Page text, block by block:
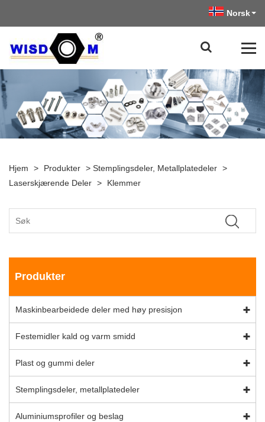
Norsk‎
Hjem > Produkter > Stemplingsdeler, Metallplatedeler >
Laserskjærende Deler > Klemmer
Produkter
Maskinbearbeidede deler med høy presisjon
Festemidler kald og varm smidd
Plast og gummi deler
Stemplingsdeler, metallplatedeler
Aluminiumsprofiler og beslag